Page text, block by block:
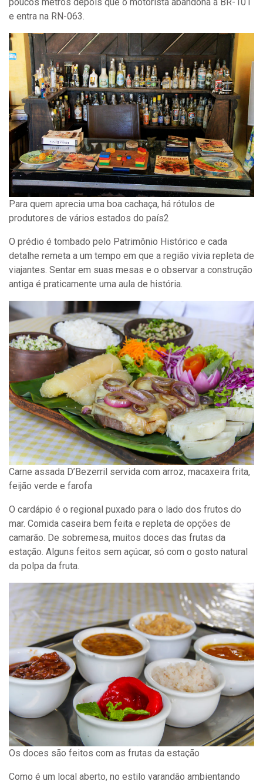
e entra na RN-063.
Para quem aprecia uma boa cachaça, há rótulos de
produtores de vários estados do país2
O prédio é tombado pelo Patrimônio Histórico e cada
detalhe remeta a um tempo em que a região vivia repleta de
viajantes. Sentar em suas mesas e o observar a construção
antiga é praticamente uma aula de história.
Carne assada D’Bezerril servida com arroz, macaxeira frita,
feijão verde e farofa
O cardápio é o regional puxado para o lado dos frutos do
mar. Comida caseira bem feita e repleta de opções de
camarão. De sobremesa, muitos doces das frutas da
estação. Alguns feitos sem açúcar, só com o gosto natural
da polpa da fruta.
Os doces são feitos com as frutas da estação
Como é um local aberto, no estilo varandão ambientando